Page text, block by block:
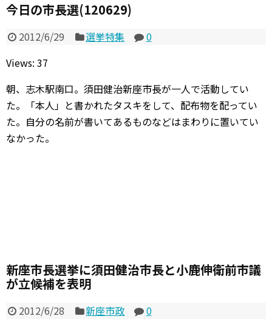
今日の市長選(120629)
2012/6/29 選挙特集
0
Views: 37
朝、志木駅南口。須田健治新座市長が一人で活動してい
た。「本人」と書かれたタスキをして、配布物を配ってい
た。自分の名前が書いてあるものなどはまわりに置いてい
なかった。
新座市長選挙に須田健治市長と小鹿伸衛前市議
が立候補を表明
2012/6/28 新座市政
0